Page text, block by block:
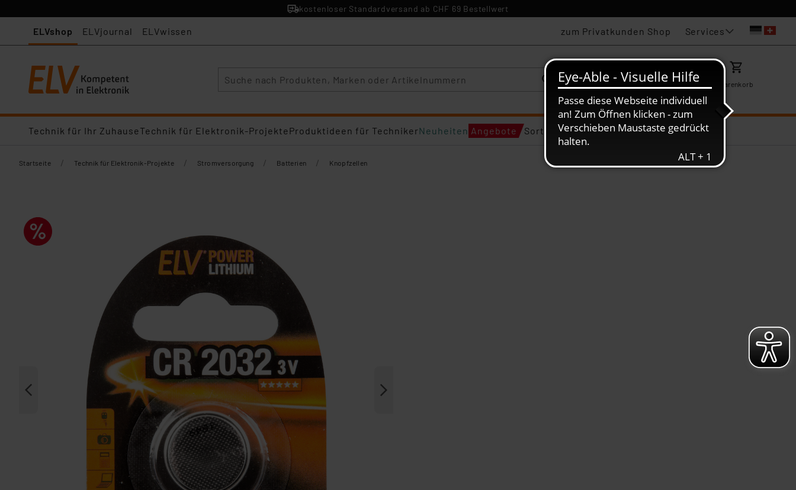
kostenloser Standardversand ab CHF 69 Bestellwert
ELVshop ELVjournal ELVwissen zum Privatkunden Shop Services
KarriereMein ELV Merkzettel Warenkorb
Technik für Ihr ZuhauseTechnik für Elektronik-ProjekteProduktideen für TechnikerNeuheiten Angebote Sortiments-Deals
Startseite / Technik für Elektronik-Projekte / Stromversorgung / Batterien / Knopfzellen